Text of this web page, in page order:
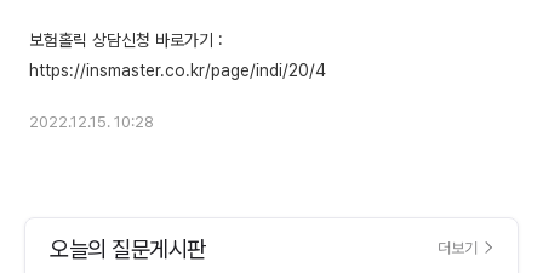
보험홀릭 상담신청 바로가기 :
2022.12.15. 10:28
오늘의 질문게시판 더보기